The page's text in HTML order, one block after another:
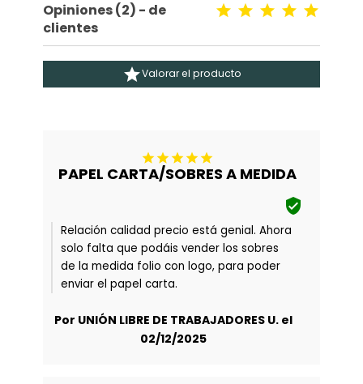
Opiniones (2) - de
clientes
Valorar el producto
    
PAPEL CARTA/SOBRES A MEDIDA

Relación calidad precio está genial. Ahora
solo falta que podáis vender los sobres
de la medida folio con logo, para poder
enviar el papel carta.
Por UNIÓN LIBRE DE TRABAJADORES U. el
02/12/2025